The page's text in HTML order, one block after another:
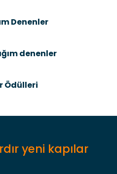
Denenler
denenler
Ödülleri
yeni kapılar